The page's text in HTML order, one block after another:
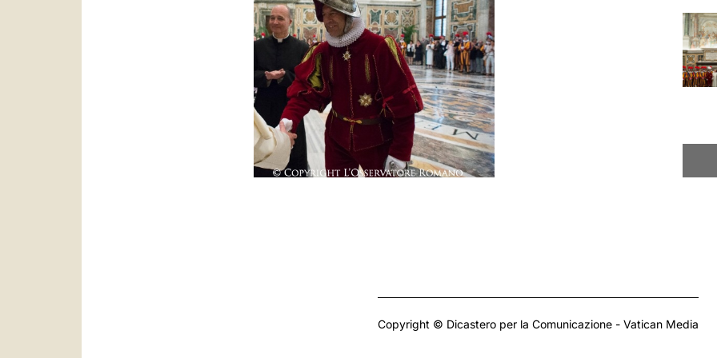
Copyright © Dicastero per la Comunicazione - Vatican Media